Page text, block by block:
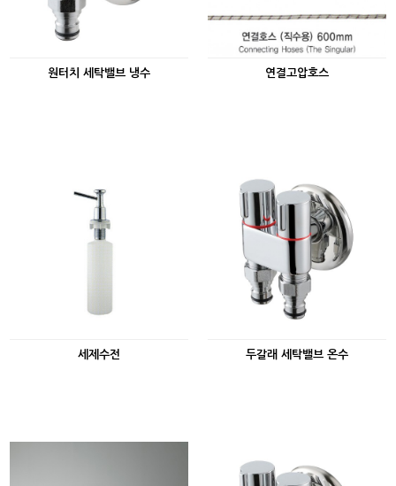
원터치 세탁밸브 냉수 연결고압호스
세제수전 두갈래 세탁밸브 온수